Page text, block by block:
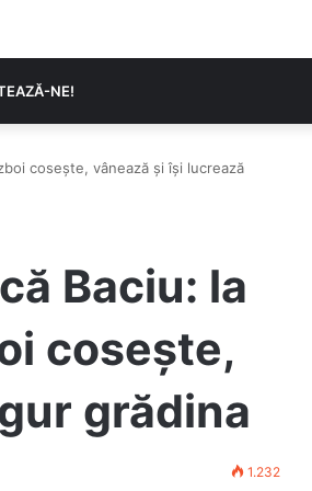
NE!
cosește, vânează și își lucrează
Baciu: la
cosește,
grădina
1.232